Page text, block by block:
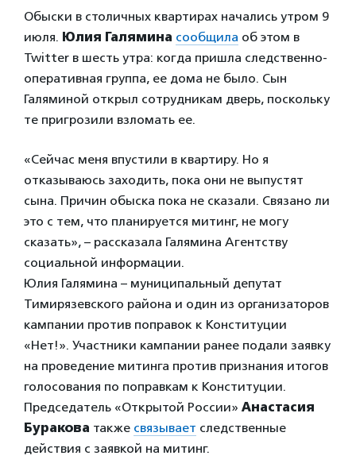
Обыски в столичных квартирах начались утром 9
июля. Юлия Галямина сообщила об этом в
Twitter в шесть утра: когда пришла следственно-
оперативная группа, ее дома не было. Сын
Галяминой открыл сотрудникам дверь, поскольку
те пригрозили взломать ее.
«Сейчас меня впустили в квартиру. Но я
отказываюсь заходить, пока они не выпустят
сына. Причин обыска пока не сказали. Связано ли
это с тем, что планируется митинг, не могу
сказать», – рассказала Галямина Агентству
социальной информации.
Юлия Галямина – муниципальный депутат
Тимирязевского района и один из организаторов
кампании против поправок к Конституции
«Нет!». Участники кампании ранее подали заявку
на проведение митинга против признания итогов
голосования по поправкам к Конституции.
Председатель «Открытой России» Анастасия
Буракова также связывает следственные
действия с заявкой на митинг.